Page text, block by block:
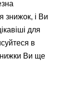
знижок, і Ви
для
в
Ви ще